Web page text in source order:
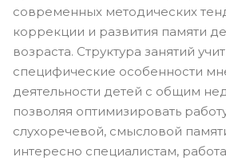
современных методических
коррекции и развития памяти
возраста. Структура занятий
специфические особенности
деятельности детей с общим
позволяя оптимизировать
слухоречевой, смысловой
интересно специалистам,